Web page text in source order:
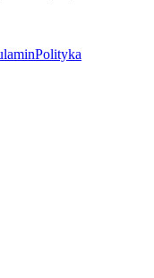
Polityka